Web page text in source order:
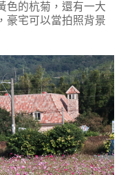
色的杭菊，還有一大
豪宅可以當拍照背景